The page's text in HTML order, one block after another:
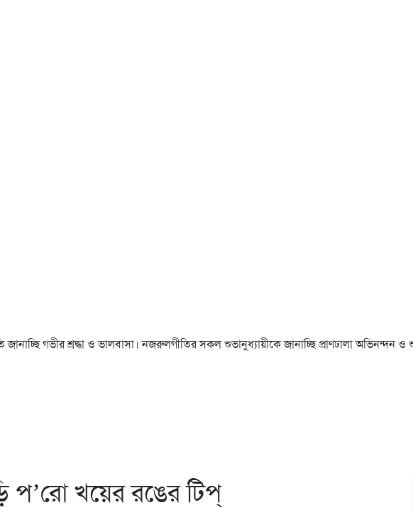
জানাচ্ছি গভীর শ্রদ্ধা ও ভালবাসা। নজরুলগীতির সকল শুভানুধ্যায়ীকে জানাচ্ছি প্রাণঢালা অভিনন্দন ও
প’রো খয়ের রঙের টিপ্‌